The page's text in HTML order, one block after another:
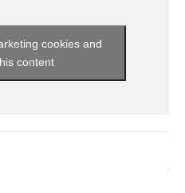
cookies and
content